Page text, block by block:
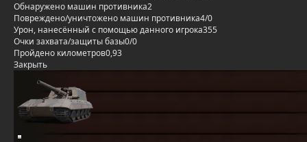
Обнаружено машин противника2
Повреждено/уничтожено машин противника4/0
Урон, нанесённый с помощью данного игрока355
Очки захвата/защиты базы0/0
Пройдено километров0,93
Закрыть